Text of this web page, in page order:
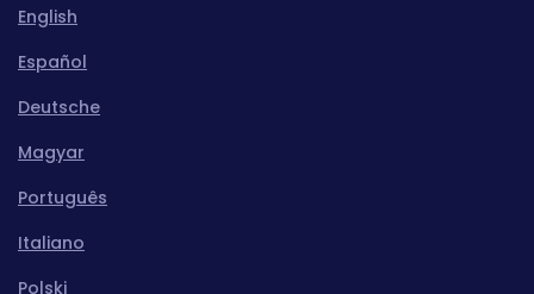
English
Español
Deutsche
Magyar
Português
Italiano
Polski